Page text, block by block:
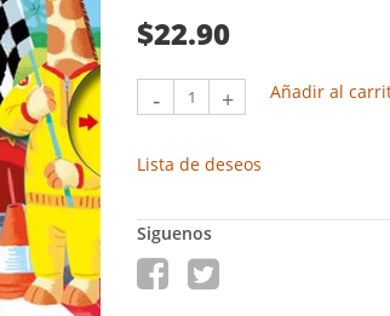
$22.90
- + Añadir al
Lista de deseos
Siguenos